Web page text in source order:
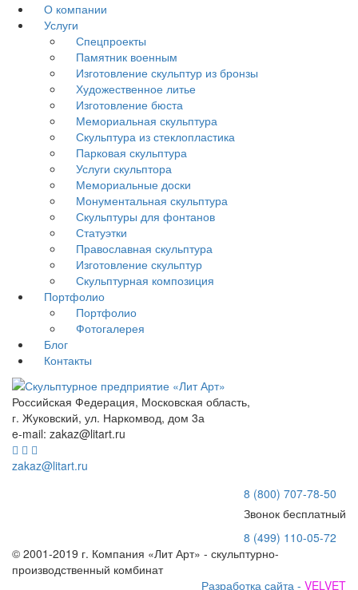
О компании
Услуги
Спецпроекты
Памятник военным
Изготовление скульптур из бронзы
Художественное литье
Изготовление бюста
Мемориальная скульптура
Скульптура из стеклопластика
Парковая скульптура
Услуги скульптора
Мемориальные доски
Монументальная скульптура
Скульптуры для фонтанов
Статуэтки
Православная скульптура
Изготовление скульптур
Скульптурная композиция
Портфолио
Портфолио
Фотогалерея
Блог
Контакты
Российская Федерация, Московская область,
г. Жуковский, ул. Наркомвод, дом 3а
e-mail: zakaz@litart.ru
zakaz@litart.ru
8 (800) 707-78-50
Звонок бесплатный
8 (499) 110-05-72
© 2001-2019 г. Компания «Лит Арт» - скульптурно-
производственный комбинат
Разработка сайта - VELVET